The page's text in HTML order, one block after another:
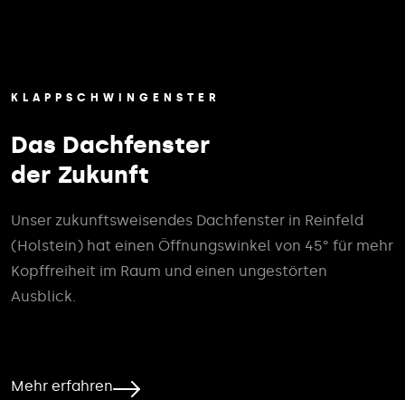
KLAPPSCHWINGENSTER
Das Dachfenster
der Zukunft
Unser zukunftsweisendes Dachfenster in Reinfeld
(Holstein) hat einen Öffnungswinkel von 45° für mehr
Kopffreiheit im Raum und einen ungestörten
Ausblick.
Mehr erfahren